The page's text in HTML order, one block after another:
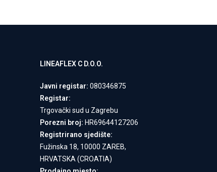
LINEAFLEX C D.O.O.
Javni registar: 080346875
Registar:
Trgovački sud u Zagrebu
Porezni broj: HR69644127206
Registrirano sjedište:
Fužinska 18, 10000 ZAREB,
HRVATSKA (CROATIA)